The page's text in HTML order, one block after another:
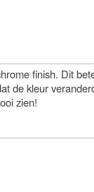
finish. Dit
de kleur
zien!